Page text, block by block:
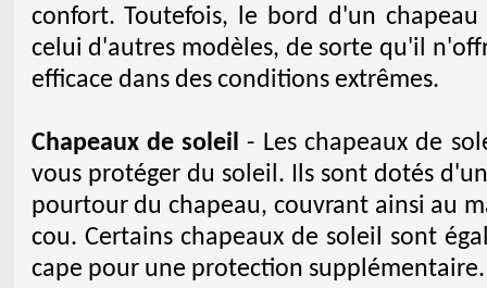
confort. Toutefois, le bord d'un
celui d'autres modèles, de sorte qu'il
efficace dans des conditions extrêmes.
Chapeaux de soleil - Les chapeaux de
vous protéger du soleil. Ils sont dotés
pourtour du chapeau, couvrant ainsi au
cou. Certains chapeaux de soleil sont
cape pour une protection supplémentaire.